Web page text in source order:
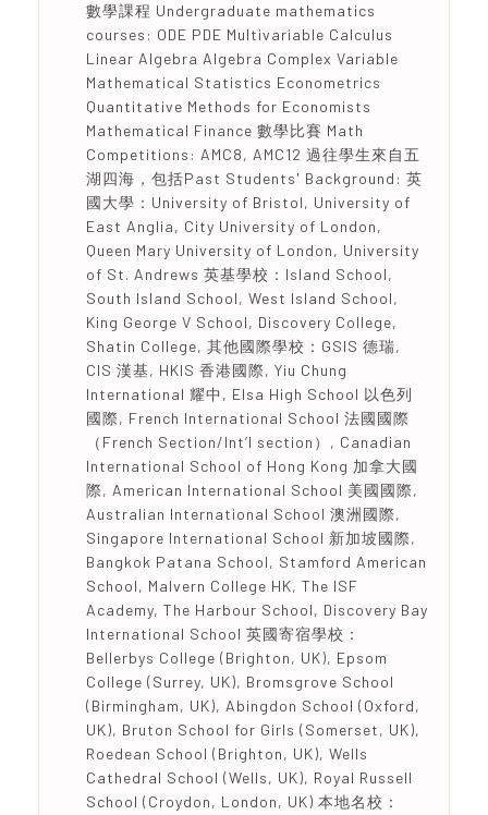
數學課程 Undergraduate mathematics
courses: ODE PDE Multivariable Calculus
Linear Algebra Algebra Complex Variable
Mathematical Statistics Econometrics
Quantitative Methods for Economists
Mathematical Finance 數學比賽 Math
Competitions: AMC8, AMC12 過往學生來自五
湖四海，包括Past Students' Background: 英
國大學：University of Bristol, University of
East Anglia, City University of London,
Queen Mary University of London, University
of St. Andrews 英基學校：Island School,
South Island School, West Island School,
King George V School, Discovery College,
Shatin College, 其他國際學校：GSIS 德瑞,
CIS 漢基, HKIS 香港國際, Yiu Chung
International 耀中, Elsa High School 以色列
國際, French International School 法國國際
（French Section/Int’l section）, Canadian
International School of Hong Kong 加拿大國
際, American International School 美國國際,
Australian International School 澳洲國際,
Singapore International School 新加坡國際,
Bangkok Patana School, Stamford American
School, Malvern College HK, The ISF
Academy, The Harbour School, Discovery Bay
International School 英國寄宿學校：
Bellerbys College (Brighton, UK), Epsom
College (Surrey, UK), Bromsgrove School
(Birmingham, UK), Abingdon School (Oxford,
UK), Bruton School for Girls (Somerset, UK),
Roedean School (Brighton, UK), Wells
Cathedral School (Wells, UK), Royal Russell
School (Croydon, London, UK) 本地名校：